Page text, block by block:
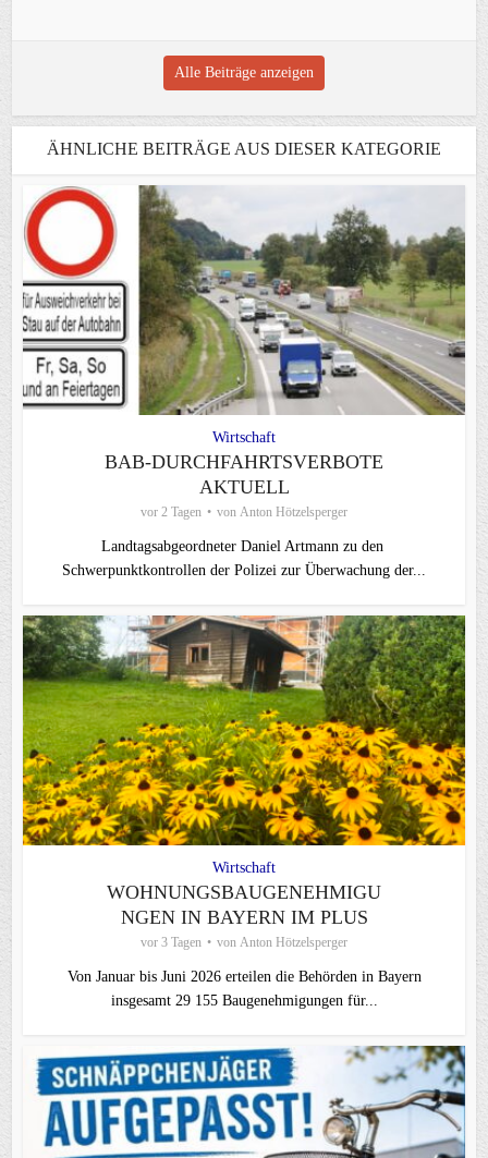
Alle Beiträge anzeigen
ÄHNLICHE BEITRÄGE AUS DIESER KATEGORIE
Wirtschaft
BAB-DURCHFAHRTSVERBOTE
AKTUELL
vor 2 Tagen von Anton Hötzelsperger
Landtagsabgeordneter Daniel Artmann zu den
Schwerpunktkontrollen der Polizei zur Überwachung der...
Wirtschaft
WOHNUNGSBAUGENEHMIGU
NGEN IN BAYERN IM PLUS
vor 3 Tagen von Anton Hötzelsperger
Von Januar bis Juni 2026 erteilen die Behörden in Bayern
insgesamt 29 155 Baugenehmigungen für...